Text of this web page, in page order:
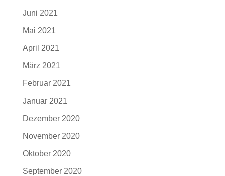
Juni 2021
Mai 2021
April 2021
März 2021
Februar 2021
Januar 2021
Dezember 2020
November 2020
Oktober 2020
September 2020